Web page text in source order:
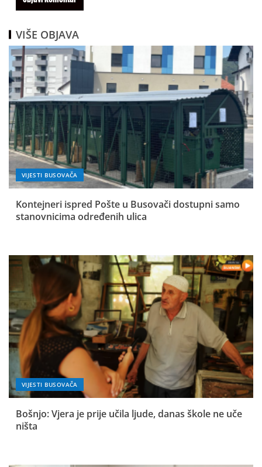
VIŠE OBJAVA
VIJESTI BUSOVAČA
Kontejneri ispred Pošte u Busovači dostupni samo
stanovnicima određenih ulica
VIJESTI BUSOVAČA
Bošnjo: Vjera je prije učila ljude, danas škole ne uče
ništa